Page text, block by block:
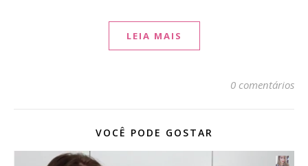
LEIA MAIS
0 comentários
VOCÊ PODE GOSTAR